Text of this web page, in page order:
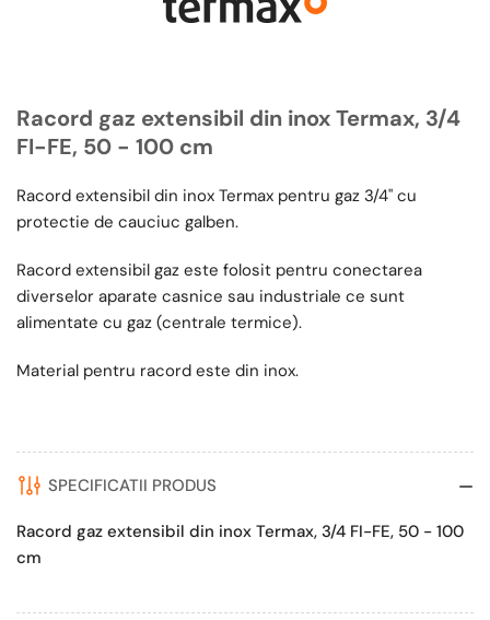
Racord gaz extensibil din inox Termax, 3/4
FI-FE, 50 - 100 cm
Racord extensibil din inox Termax pentru gaz 3/4" cu
protectie de cauciuc galben.
Racord extensibil gaz este folosit pentru conectarea
diverselor aparate casnice sau industriale ce sunt
alimentate cu gaz (centrale termice).
Material pentru racord este din inox.
SPECIFICATII PRODUS
Racord gaz extensibil din inox Termax, 3/4 FI-FE, 50 - 100
cm